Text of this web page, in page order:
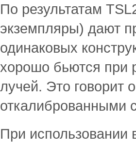
По результатам
экземпляры) дают
одинаковых
хорошо бьются при
лучей. Это говорит
откалиброванными
При использовании